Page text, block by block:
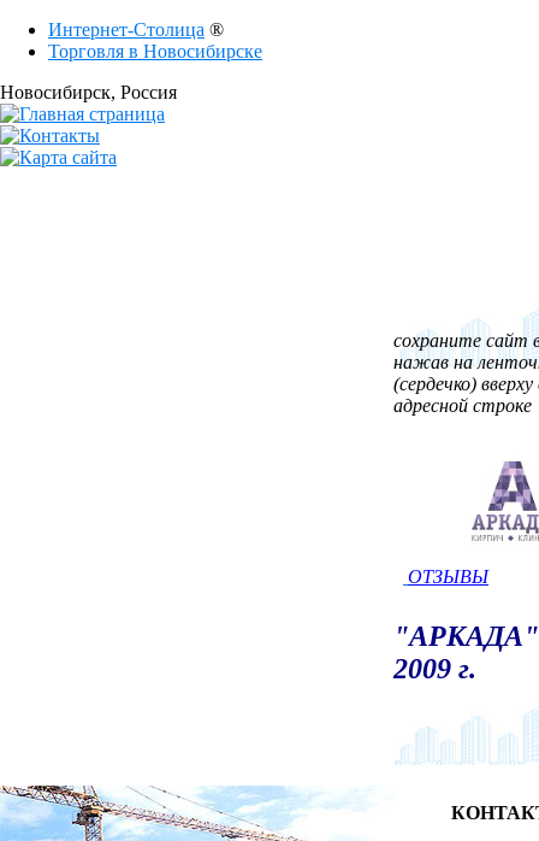
Интернет-Столица ®
Торговля в Новосибирске
Новосибирск, Россия
сохраните сайт
нажав на
(сердечко)
адресной строке
ОТЗЫВЫ
2009 г.